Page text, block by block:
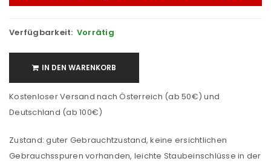
Verfügbarkeit: Vorrätig
IN DEN WARENKORB
Kostenloser Versand nach Österreich (ab 50€) und
Deutschland (ab 100€)
Zustand: guter Gebrauchtzustand, keine ersichtlichen
Gebrauchsspuren vorhanden, leichte Staubeinschlüsse in der